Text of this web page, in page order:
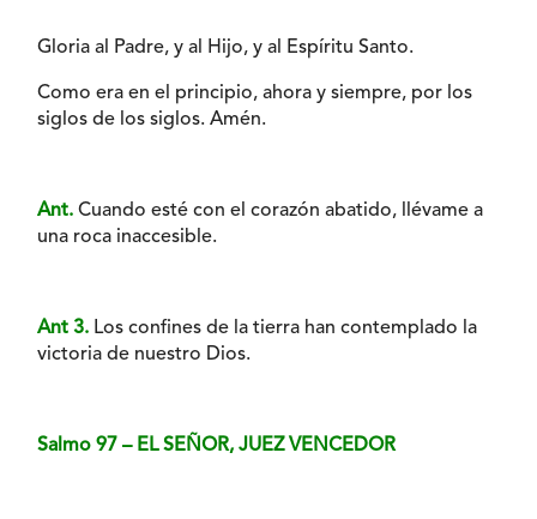
Gloria al Padre, y al Hijo, y al Espíritu Santo.
Como era en el principio, ahora y siempre, por los
siglos de los siglos. Amén.
Ant. Cuando esté con el corazón abatido, llévame a
una roca inaccesible.
Ant 3. Los confines de la tierra han contemplado la
victoria de nuestro Dios.
Salmo 97 – EL SEÑOR, JUEZ VENCEDOR